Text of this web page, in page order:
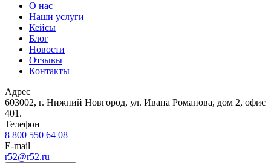
О нас
Наши услуги
Кейсы
Блог
Новости
Отзывы
Контакты
Адрес
603002, г. Нижний Новгород, ул. Ивана Романова, дом 2, офис
401.
Телефон
8 800 550 64 08
E-mail
r52@r52.ru